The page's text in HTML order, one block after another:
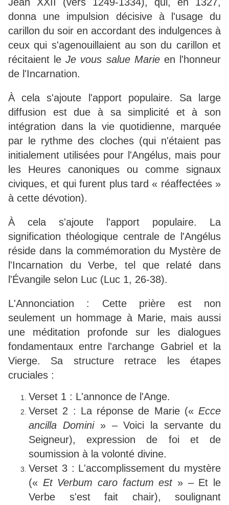
donna une impulsion décisive à l'usage du
carillon du soir en accordant des indulgences à
ceux qui s'agenouillaient au son du carillon et
récitaient leJe vous salue Marieen l'honneur
de l'Incarnation.
À cela s'ajoute l'apport populaire. Sa large
diffusion est due à sa simplicité et à son
intégration dans la vie quotidienne, marquée
par le rythme des cloches (qui n'étaient pas
initialement utilisées pour l'Angélus, mais pour
les Heures canoniques ou comme signaux
civiques, et qui furent plus tard « réaffectées »
à cette dévotion).
À cela s'ajoute l'apport populaire. La
signification théologique centrale de l'Angélus
réside dans la commémoration du Mystère de
l'Incarnation du Verbe, tel que relaté dans
l'Évangile selon Luc (Luc 1, 26-38).
L'Annonciation : Cette prière est non
seulement un hommage à Marie, mais aussi
une méditation profonde sur les dialogues
fondamentaux entre l'archange Gabriel et la
Vierge. Sa structure retrace les étapes
cruciales :
Verset 1 : L'annonce de l'Ange.
Verset 2 : La réponse de Marie (« Ecce
ancilla Domini» – Voici la servante du
Seigneur), expression de foi et de
soumission à la volonté divine.
Verset 3 : L'accomplissement du mystère
(« Et Verbum caro factum est» – Et le
Verbe s'est fait chair), soulignant